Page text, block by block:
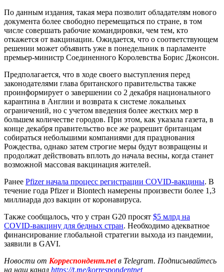
По данным издания, такая мера позволит обладателям нового
документа более свободно перемещаться по стране, в том
числе совершать рабочие командировки, чем тем, кто
откажется от вакцинации. Ожидается, что о соответствующем
решении может объявить уже в понедельник в парламенте
премьер-министр Соединенного Королевства Борис Джонсон.
Предполагается, что в ходе своего выступления перед
законодателями глава британского правительства также
проинформирует о завершении со 2 декабря национального
карантина в Англии и возврата к системе локальных
ограничений, но с учетом введения более жестких мер в
большем количестве городов. При этом, как указала газета, в
конце декабря правительство все же разрешит британцам
собираться небольшими компаниями для празднования
Рождества, однако затем строгие меры будут возвращены и
продолжат действовать вплоть до начала весны, когда станет
возможной массовая вакцинация жителей.
Ранее Pfizer начала процесс регистрации COVID-вакцины. В
течение года Pfizer и Biontech намерены произвести более 1,3
миллиарда доз вакцин от коронавируса.
Также сообщалось, что у стран G20 просят $5 млрд на
COVID-вакцину для бедных стран. Необходимо адекватное
финансирование глобальной стратегии выхода из пандемии,
заявили в GAVI.
Новости от Корреспондент.netв Telegram. Подписывайтесь
на наш канал https://t.me/korrespondentnet